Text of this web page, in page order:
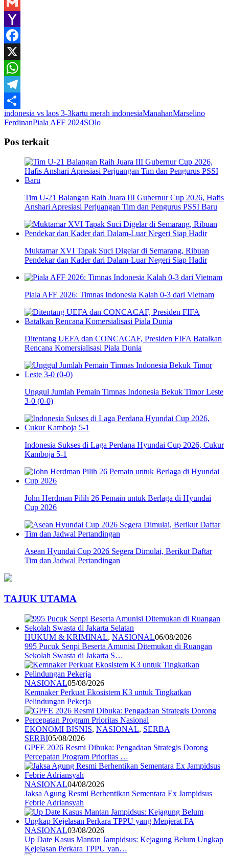
Gmail
Yahoo
Mail
Facebook
X
WhatsApp
Telegram
Share
indonesia vs laos 3-3kartu merah indonesiaManahanMarselino
FerdinanPiala AFF 2024SOlo
Pos terkait
Tim U-21 Balangan Raih Juara III Gubernur Cup 2026, Hafis
Anshari Apresiasi Perjuangan Tim dan Pengurus PSSI Baru
Muktamar XVI Tapak Suci Digelar di Semarang, Ribuan
Pendekar dan Kader dari Dalam-Luar Negeri Siap Hadir
Piala AFF 2026: Timnas Indonesia Kalah 0-3 dari Vietnam
Ditentang UEFA dan CONCACAF, Presiden FIFA Batalkan
Rencana Komersialisasi Piala Dunia
Unggul Jumlah Pemain Timnas Indonesia Bekuk Timor Leste
3-0 (0-0)
Indonesia Sukses di Laga Perdana Hyundai Cup 2026, Cukur
Kamboja 5-1
John Herdman Pilih 26 Pemain untuk Berlaga di Hyundai
Cup 2026
Asean Hyundai Cup 2026 Segera Dimulai, Berikut Daftar
Tim dan Jadwal Pertandingan
TAJUK UTAMA
HUKUM & KRIMINAL, NASIONAL06/08/2026
995 Pucuk Senpi Beserta Amunisi Ditemukan di Ruangan
Sekolah Swasta di Jakarta S…
NASIONAL05/08/2026
Kemnaker Perkuat Ekosistem K3 untuk Tingkatkan
Pelindungan Pekerja
EKONOMI BISNIS, NASIONAL, SERBA
SERBI05/08/2026
GPFE 2026 Resmi Dibuka: Pengadaan Strategis Dorong
Percepatan Program Prioritas …
NASIONAL04/08/2026
Jaksa Agung Resmi Berhentikan Sementara Ex Jampidsus
Febrie Adriansyah
NASIONAL03/08/2026
Up Date Kasus Mantan Jampidsus: Kejagung Belum Ungkap
Kejelasan Perkara TPPU yan…